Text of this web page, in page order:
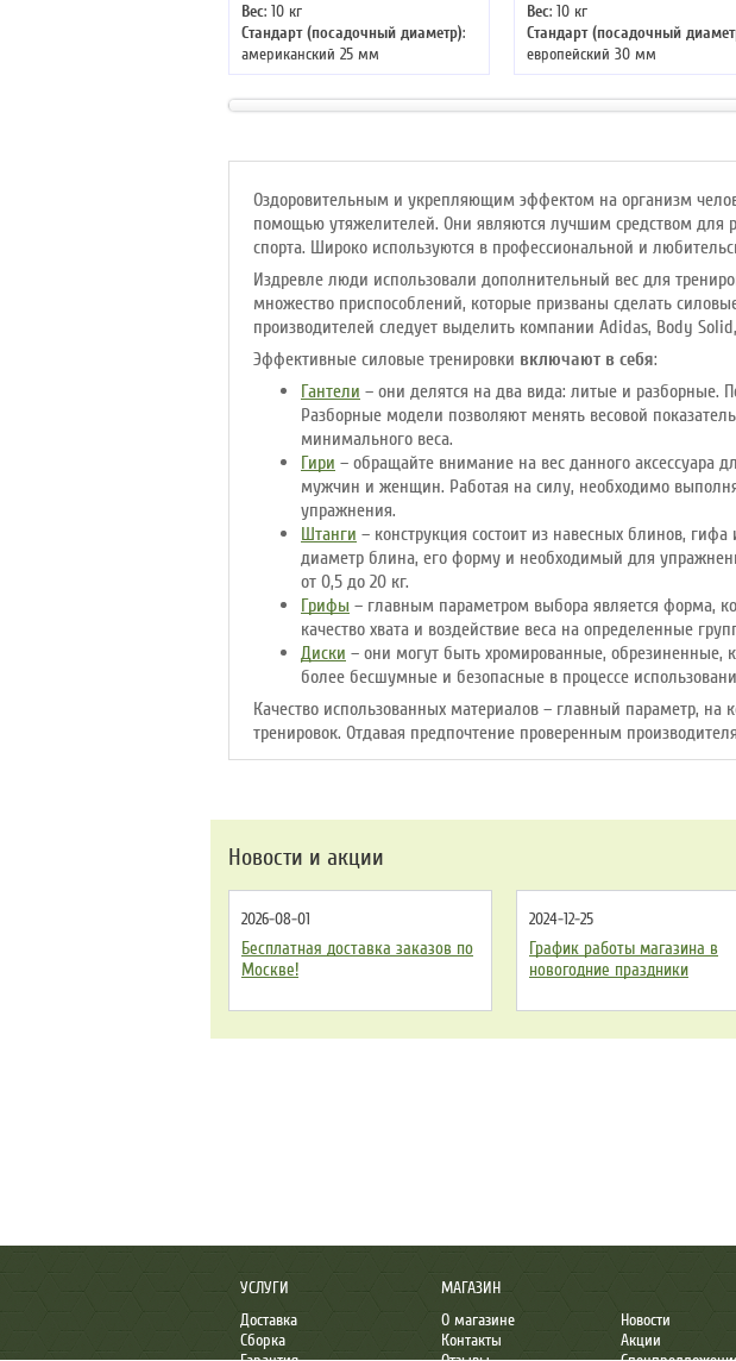
Вес: 10 кг
Стандарт (посадочный диаметр):
американский 25 мм
Вес: 10 кг
Стандарт (посадочный
европейский 30 мм
Оздоровительным и укрепляющим эффектом на организм
помощью утяжелителей. Они являются лучшим средством для
спорта. Широко используются в профессиональной и
Издревле люди использовали дополнительный вес для
множество приспособлений, которые призваны сделать
производителей следует выделить компании Adidas, Body
Эффективные силовые тренировки включают в себя:
Гантели – они делятся на два вида: литые и разборные.
Разборные модели позволяют менять весовой
минимального веса.
Гири – обращайте внимание на вес данного аксессуара
мужчин и женщин. Работая на силу, необходимо
упражнения.
Штанги – конструкция состоит из навесных блинов,
диаметр блина, его форму и необходимый для
от 0,5 до 20 кг.
Грифы – главным параметром выбора является форма,
качество хвата и воздействие веса на определенные
Диски – они могут быть хромированные,
более бесшумные и безопасные в процессе
Качество использованных материалов – главный параметр,
тренировок. Отдавая предпочтение проверенным
Новости и акции
2026-08-01
Бесплатная доставка заказов по
Москве!
2024-12-25
График работы магазина в
новогодние праздники
УСЛУГИ
Доставка
Сборка
МАГАЗИН
О магазине
Контакты
Новости
Акции